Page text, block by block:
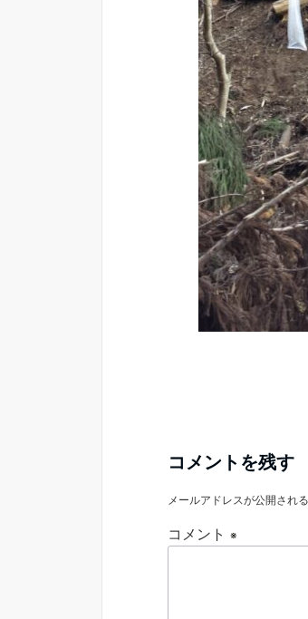
コメントを残す
メールアドレスが公開され
コメント ※